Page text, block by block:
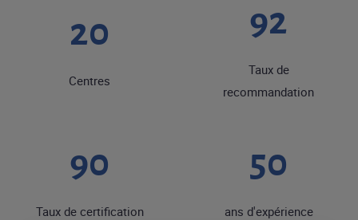
20
Centres
92
Taux de
recommandation
90
Taux de certification
50
ans d'expérience